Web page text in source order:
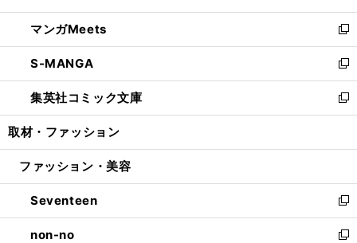
開
く
ウ
で
開
く
ン
ド
ウ
で
開
く
ウ
ィ
ン
ド
ウ
で
開
し
い
ウ
ィ
ン
ド
ウ
開
マンガMeets
新
し
い
ウ
ィ
ン
ウ
開
く
S-MANGA
新
し
い
ウ
ン
ウ
で
開
く
集英社コミック文庫
新
し
ウ
ン
ド
ウ
で
取材・ファッション
ファッション・美容
Seventeen
新
し
い
non-no
新